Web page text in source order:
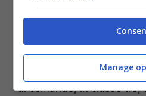
Domenica segnerà il
Campione Italiano
Casolaro, che costituirà
sottovalutare per
al comando, in classe tre,
Manage